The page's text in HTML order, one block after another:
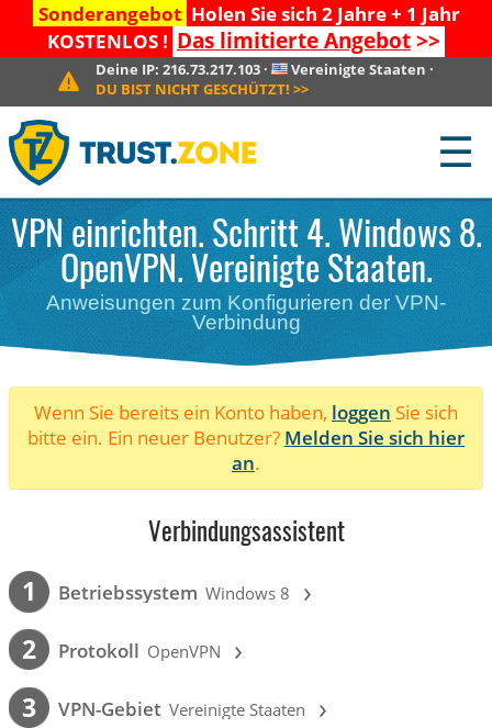
Sonderangebot Holen Sie sich 2 Jahre + 1 Jahr
KOSTENLOS ! Das limitierte Angebot>>
Deine IP: 216.73.217.103· Vereinigte Staaten ·
DU BIST NICHT GESCHÜTZT! >>
☰
VPN einrichten. Schritt 4. Windows 8.
OpenVPN. Vereinigte Staaten.
Anweisungen zum Konfigurieren der VPN-
Verbindung
Wenn Sie bereits ein Konto haben, loggen Sie sich
bitte ein. Ein neuer Benutzer? Melden Sie sich hier
an.
Verbindungsassistent
1 Betriebssystem Windows 8 ›
2 Protokoll OpenVPN ›
3 VPN-Gebiet Vereinigte Staaten ›